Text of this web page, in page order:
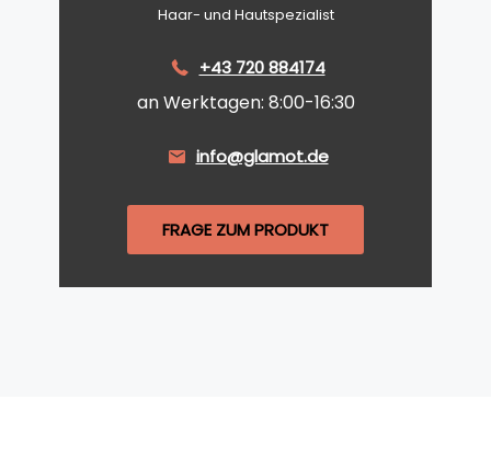
Haar- und Hautspezialist
+43 720 884174
an Werktagen: 8:00-16:30
info@glamot.de
FRAGE ZUM PRODUKT